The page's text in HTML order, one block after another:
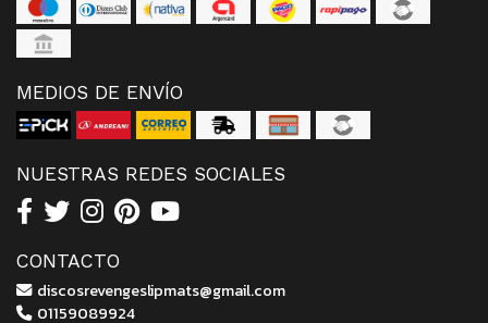
MEDIOS DE ENVÍO
NUESTRAS REDES SOCIALES
CONTACTO
discosrevengeslipmats@gmail.com
01159089924